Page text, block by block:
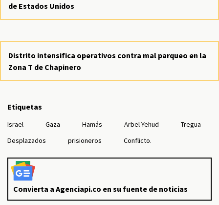
de Estados Unidos
Distrito intensifica operativos contra mal parqueo en la
Zona T de Chapinero
Etiquetas
Israel Gaza Hamás Arbel Yehud
Tregua
Desplazados
prisioneros Conflicto.
Convierta a Agenciapi.co en su fuente de noticias